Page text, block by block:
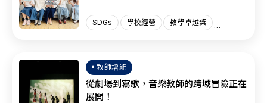
SDGs 學校經營 教學卓越獎
教師增能
從劇場到寫歌，音樂教師的跨域冒險正在
展開！